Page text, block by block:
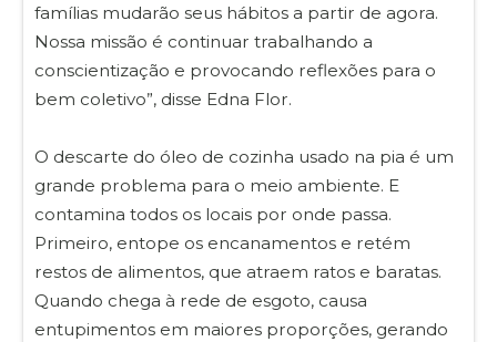
famílias mudarão seus hábitos a partir de agora.
Nossa missão é continuar trabalhando a
conscientização e provocando reflexões para o
bem coletivo”, disse Edna Flor.
O descarte do óleo de cozinha usado na pia é um
grande problema para o meio ambiente. E
contamina todos os locais por onde passa.
Primeiro, entope os encanamentos e retém
restos de alimentos, que atraem ratos e baratas.
Quando chega à rede de esgoto, causa
entupimentos em maiores proporções, gerando